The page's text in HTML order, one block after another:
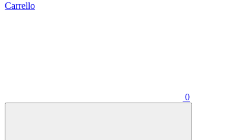
Carrello
0